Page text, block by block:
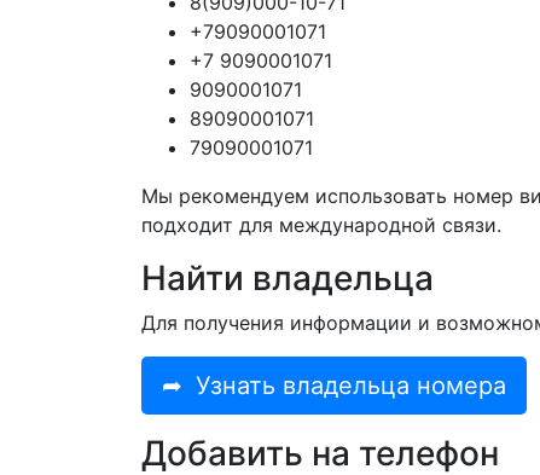
+79090001071
+7 9090001071
9090001071
89090001071
79090001071
Мы рекомендуем использовать номер
подходит для международной связи.
Найти владельца
Для получения информации и
➦ Узнать владельца номера
Добавить на телефон